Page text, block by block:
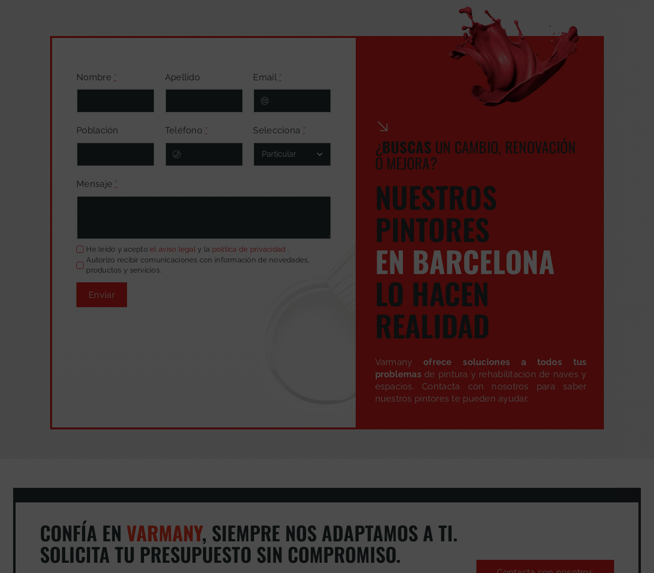
Nombre * Apellido Email *
Población Teléfono * Selecciona *
Mensaje *
He leído y aceptoel aviso legaly la política de privacidad .
Autorizo recibir comunicaciones con información de novedades,
productos y servicios.
Enviar
¿BUSCAS UN CAMBIO, RENOVACIÓN
O MEJORA?
NUESTROS
PINTORES
EN BARCELONA
LO HACEN
REALIDAD
Varmany ofrece soluciones a todos tus
problemas de pintura y rehabilitación de naves y
espacios. Contacta con nosotros para saber
nuestros pintores te pueden ayudar.
CONFÍA EN VARMANY, SIEMPRE NOS ADAPTAMOS A TI.
SOLICITA TU PRESUPUESTO SIN COMPROMISO.